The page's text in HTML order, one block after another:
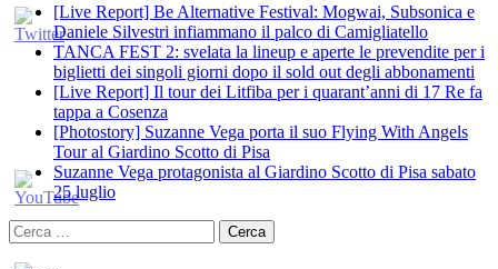
[Live Report] Be Alternative Festival: Mogwai, Subsonica e
Daniele Silvestri infiammano il palco di Camigliatello
TANCA FEST 2: svelata la lineup e aperte le prevendite per i
biglietti dei singoli giorni dopo il sold out degli abbonamenti
[Live Report] Il tour dei Litfiba per i quarant’anni di 17 Re fa
tappa a Cosenza
[Photostory] Suzanne Vega porta il suo Flying With Angels
Tour al Giardino Scotto di Pisa
Suzanne Vega protagonista al Giardino Scotto di Pisa sabato
25 luglio
Ricerca
per: